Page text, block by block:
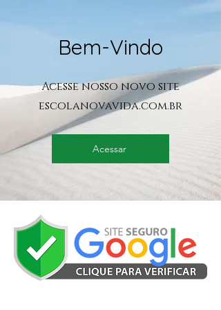
Bem-Vindo
Acesse nosso novo site
escolanovavida.com.br
Acessar